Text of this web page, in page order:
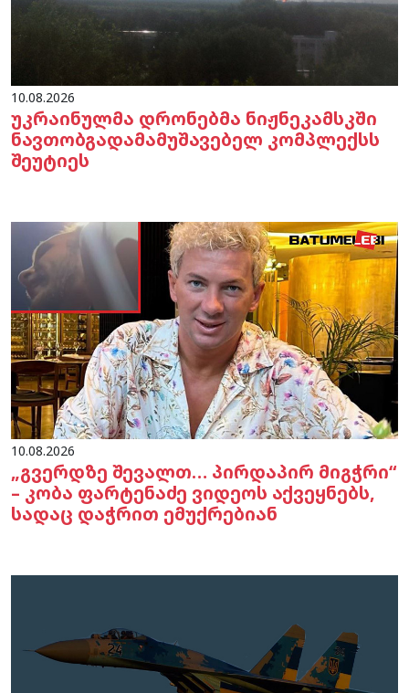
10.08.2026
უკრაინულმა დრონებმა ნიჟნეკამსკში
ნავთობგადამამუშავებელ კომპლექსს
შეუტიეს
10.08.2026
„გვერდზე შევალთ… პირდაპირ მიგჭრი“
– კობა ფარტენაძე ვიდეოს აქვეყნებს,
სადაც დაჭრით ემუქრებიან